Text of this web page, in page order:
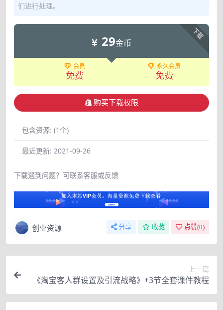
们进行处理。
下载
29金币
会员
免费
永久会员
免费
购买下载权限
包含资源: (1个)
最近更新: 2021-09-26
下载遇到问题？可联系客服或反馈
创业资源 分享 收藏 点赞(0)
上一篇
《淘宝客人群设置及引流战略》+3节全套课件教程